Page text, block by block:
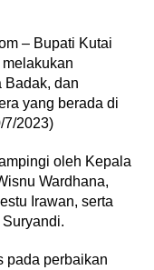
– Bupati Kutai
Badak, dan
yang berada di
7/2023)
oleh Kepala
Wardhana,
Irawan, serta
pada perbaikan